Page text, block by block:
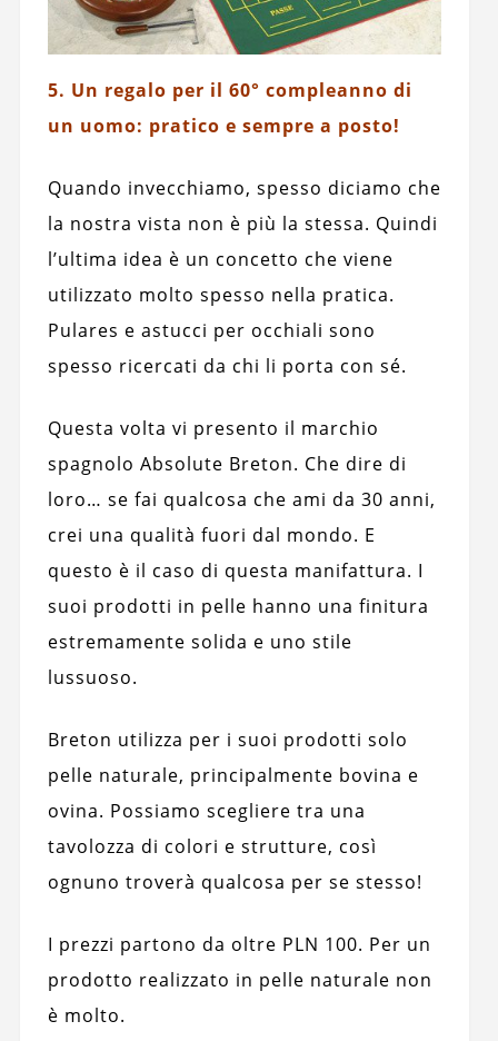
5. Un regalo per il 60° compleanno di
un uomo: pratico e sempre a posto!
Quando invecchiamo, spesso diciamo che
la nostra vista non è più la stessa. Quindi
l’ultima idea è un concetto che viene
utilizzato molto spesso nella pratica.
Pulares e astucci per occhiali sono
spesso ricercati da chi li porta con sé.
Questa volta vi presento il marchio
spagnolo Absolute Breton. Che dire di
loro… se fai qualcosa che ami da 30 anni,
crei una qualità fuori dal mondo. E
questo è il caso di questa manifattura. I
suoi prodotti in pelle hanno una finitura
estremamente solida e uno stile
lussuoso.
Breton utilizza per i suoi prodotti solo
pelle naturale, principalmente bovina e
ovina. Possiamo scegliere tra una
tavolozza di colori e strutture, così
ognuno troverà qualcosa per se stesso!
I prezzi partono da oltre PLN 100. Per un
prodotto realizzato in pelle naturale non
è molto.